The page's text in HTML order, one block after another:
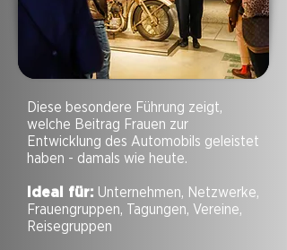
Diese besondere Führung zeigt,
welche Beitrag Frauen zur
Entwicklung des Automobils geleistet
haben - damals wie heute.
Ideal für: Unternehmen, Netzwerke,
Frauengruppen, Tagungen, Vereine,
Reisegruppen